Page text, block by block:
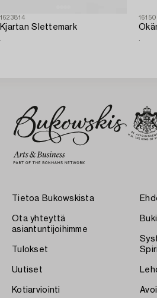
1623814
Kjartan Slettemark
Tietoa Bukowskista
Ota yhteyttä
asiantuntijoihimme
Tulokset
Uutiset
Kotiarviointi